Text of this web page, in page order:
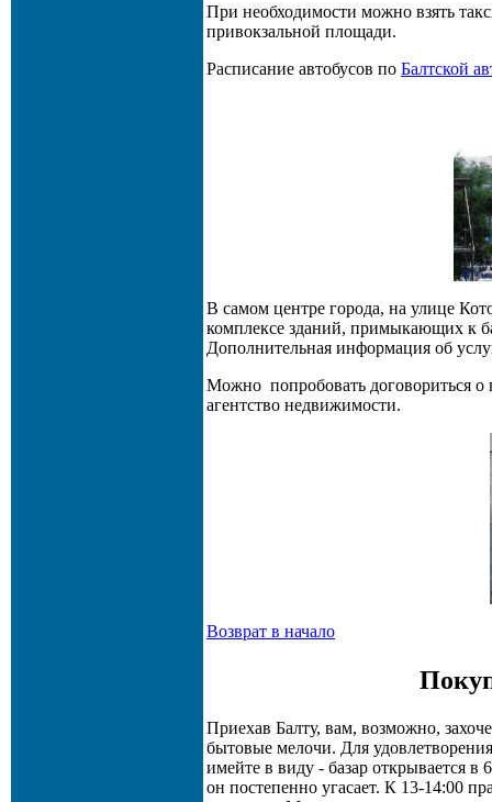
При необходимости можно взять
привокзальной площади.
Расписание автобусов по Балтской
В самом центре города, на улице
комплексе зданий, примыкающих к
Дополнительная информация об
Можно попробовать договориться о
агентство недвижимости.
Возврат в начало
Приехав Балту, вам, возможно,
бытовые мелочи. Для
имейте в виду - базар открывается в
он постепенно угасает. К 13-14:00